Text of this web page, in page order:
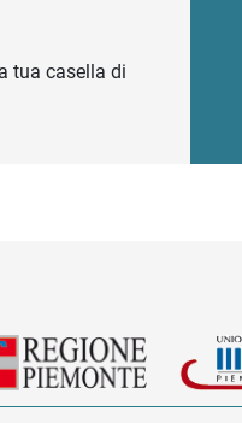
tua casella di